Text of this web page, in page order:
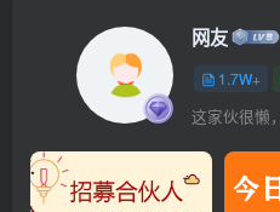
网友
1.7W+
这家伙很懒